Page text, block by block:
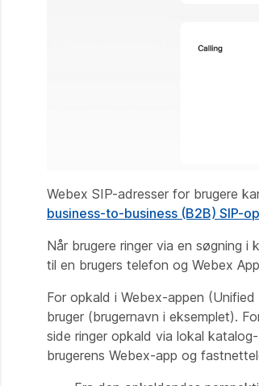
Webex SIP-adresser for brugere
business-to-business (B2B) SIP-
Når brugere ringer via en søgning
til en brugers telefon og Webex
For opkald i Webex-appen
bruger (brugernavn i eksemplet).
side ringer opkald via lokal
brugerens Webex-app og